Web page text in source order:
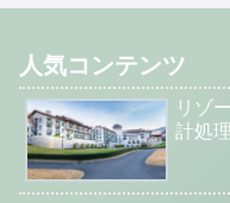
人気コンテンツ
リゾ
計処